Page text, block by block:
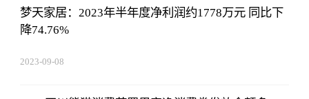
梦天家居：2023年半年度净利润约1778万元 同比下
降74.76%
2023-09-08